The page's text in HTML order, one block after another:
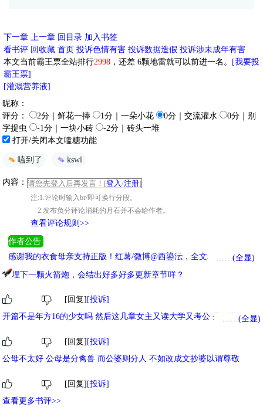
下一章 上一章 回目录 加入书签
看书评 回收藏 首页 投诉色情有害 投诉数据造假 投诉涉未成年有害
本文当前霸王票全站排行2998 ，还差 6颗地雷就可以前进一名。 [我要投
霸王票]
[灌溉营养液]
昵称：
评分：
2分｜鲜花一捧 1分｜一朵小花 0分｜交流灌水
0分｜别
字捉虫
-1分｜一块小砖
-2分｜砖头一堆
打开/关闭本文嗑糖功能
嗑到了 kswl
内容： 请您先登入后再发言！[登入 /注册]
注:1.评论时输入br/即可换行分段。
2.发布负分评论消耗的月石并不会给作者。
查看评论规则>>
作者公告
感谢我的衣食母亲支持正版！红薯/微博@西鎏沄，全文精修捉虫，
老读者二刷时可在设置中清理缓存，福利番外随机掉落~同类型预收
《公主她强取豪夺》
……(全显)
埋下一颗火箭炮，会结出好多好多更新章节咩？
[回复][投诉]
开篇不是年方16的少女吗 然后这几章女主又读大学又考公 是不是有bug
……(全显)
[回复][投诉]
公母不太好 公母是分禽兽 而公婆则分人 不如改成文抄婆以谓尊敬
[回复][投诉]
查看更多书评>>